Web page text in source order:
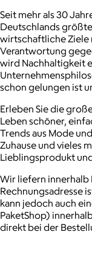
Seit mehr als 30
Deutschlands
wirtschaftliche Ziele
Verantwortung
wird Nachhaltigkeit
schon gelungen ist
Erleben Sie die
Leben schöner,
Trends aus Mode
Zuhause und vieles
Lieblingsprodukt
Wir liefern innerhalb
Rechnungsadresse
kann jedoch auch
PaketShop)
direkt bei der